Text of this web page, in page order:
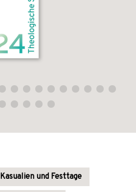
Kasualien und Festtage